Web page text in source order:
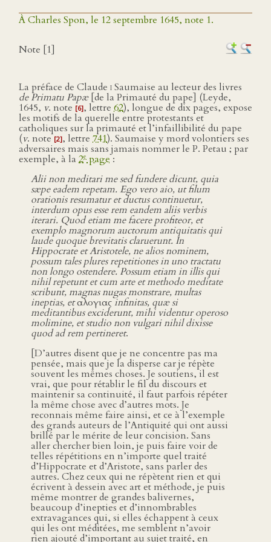
À Charles Spon, le 12 septembre 1645, note 1.
Note [1]
La préface de Claude iSaumaise au lecteur des livres
de Primatu Papæ[de la Primauté du pape] (Leyde,
1645, v. note [6], lettre 62), longue de dix pages, expose
les motifs de la querelle entre protestants et
catholiques sur la primauté et l’infaillibilité du pape
(v. note[2], lettre 741). Saumaise y mord volontiers ses
adversaires mais sans jamais nommer le P. Petau ; par
exemple, à la 2epage:
Alii non meditari me sed fundere dicunt, quia
sæpe eadem repetam. Ego vero aio, ut filum
orationis resumatur et ductus continuetur,
interdum opus esse rem eandem aliis verbis
iterari. Quod etiam me facere profiteor, et
exemplo magnorum auctorum antiquitatis qui
laude quoque brevitatis claruerunt. In
Hippocrate et Aristotele, ne alios nominem,
possum tales plures repetitiones in uno tractatu
non longo ostendere. Possum etiam in illis qui
nihil repetunt et cum arte et methodo meditate
scribunt, magnas nugas monstrare, multas
ineptias, etαλογιαςinfinitas, quæ si
meditantibus exciderunt, mihi videntur operoso
molimine, et studio non vulgari nihil dixisse
quod ad rem pertineret.
[D’autres disent que je ne concentre pas ma
pensée, mais que je la disperse car je répète
souvent les mêmes choses. Je soutiens, il est
vrai, que pour rétablir le fil du discours et
maintenir sa continuité, il faut parfois répéter
la même chose avec d’autres mots. Je
reconnais même faire ainsi, et ce à l’exemple
des grands auteurs de l’Antiquité qui ont aussi
brillé par le mérite de leur concision. Sans
aller chercher bien loin, je puis faire voir de
telles répétitions en n’importe quel traité
d’Hippocrate et d’Aristote, sans parler des
autres. Chez ceux qui ne répètent rien et qui
écrivent à dessein avec art et méthode, je puis
même montrer de grandes balivernes,
beaucoup d’inepties et d’innombrables
extravagances qui, si elles échappent à ceux
qui les ont méditées, me semblent n’avoir
rien ajouté d’important au sujet traité, en